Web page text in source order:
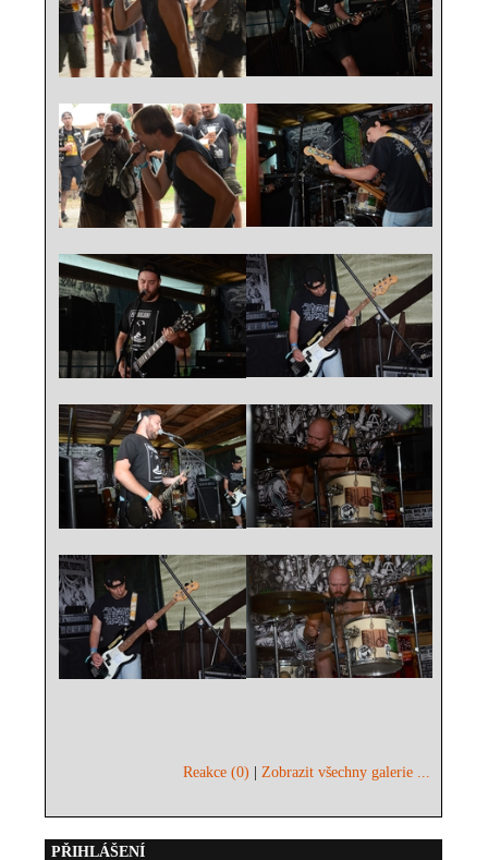
Reakce (0) |Zobrazit všechny galerie ...
PŘIHLÁŠENÍ